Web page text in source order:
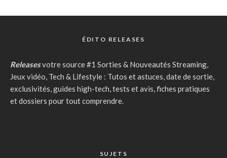
ÉDITO RELEASES
Releasesvotre source #1 Sorties & Nouveautés Streaming,
Jeux vidéo, Tech & Lifestyle : Tutos et astuces, date de sortie,
exclusivités, guides high-tech, tests et avis, fiches pratiques
et dossiers pour tout comprendre.
SUJETS